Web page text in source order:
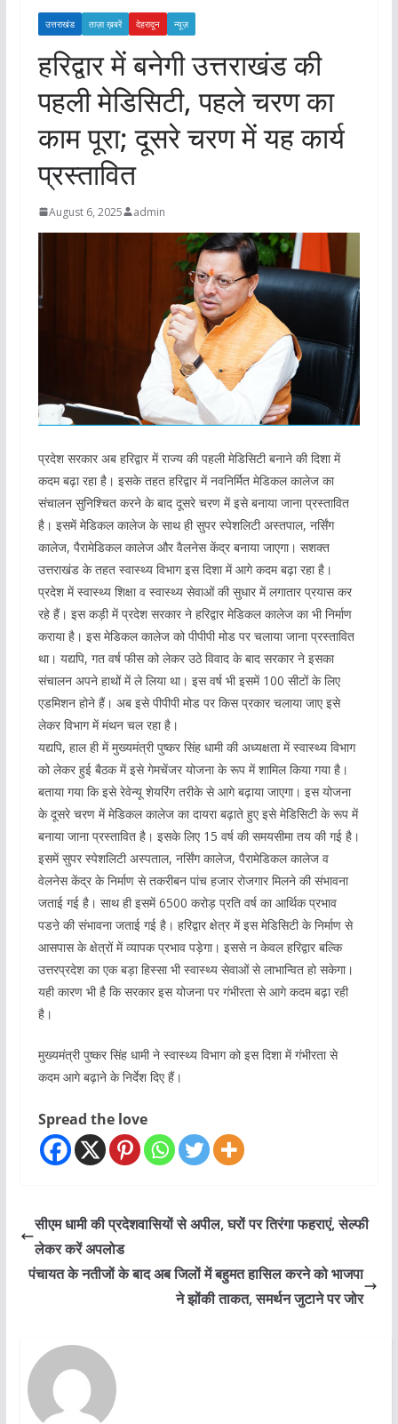
उत्तराखंड ताज़ा ख़बरें देहरादून न्यूज़
हरिद्वार में बनेगी उत्तराखंड की
पहली मेडिसिटी, पहले चरण का
काम पूरा; दूसरे चरण में यह कार्य
प्रस्तावित
August 6, 2025 admin
प्रदेश सरकार अब हरिद्वार में राज्य की पहली मेडिसिटी बनाने की दिशा में
कदम बढ़ा रहा है। इसके तहत हरिद्वार में नवनिर्मित मेडिकल कालेज का
संचालन सुनिश्चित करने के बाद दूसरे चरण में इसे बनाया जाना प्रस्तावित
है। इसमें मेडिकल कालेज के साथ ही सुपर स्पेशलिटी अस्तपाल, नर्सिंग
कालेज, पैरामेडिकल कालेज और वैलनेस केंद्र बनाया जाएगा। सशक्त
उत्तराखंड के तहत स्वास्थ्य विभाग इस दिशा में आगे कदम बढ़ा रहा है।
प्रदेश में स्वास्थ्य शिक्षा व स्वास्थ्य सेवाओं की सुधार में लगातार प्रयास कर
रहे हैं। इस कड़ी में प्रदेश सरकार ने हरिद्वार मेडिकल कालेज का भी निर्माण
कराया है। इस मेडिकल कालेज को पीपीपी मोड पर चलाया जाना प्रस्तावित
था। यद्यपि, गत वर्ष फीस को लेकर उठे विवाद के बाद सरकार ने इसका
संचालन अपने हाथों में ले लिया था। इस वर्ष भी इसमें 100 सीटों के लिए
एडमिशन होने हैं। अब इसे पीपीपी मोड पर किस प्रकार चलाया जाए इसे
लेकर विभाग में मंथन चल रहा है।
यद्यपि, हाल ही में मुख्यमंत्री पुष्कर सिंह धामी की अध्यक्षता में स्वास्थ्य विभाग
को लेकर हुई बैठक में इसे गेमचेंजर योजना के रूप में शामिल किया गया है।
बताया गया कि इसे रेवेन्यू शेयरिंग तरीके से आगे बढ़ाया जाएगा। इस योजना
के दूसरे चरण में मेडिकल कालेज का दायरा बढ़ाते हुए इसे मेडिसिटी के रूप में
बनाया जाना प्रस्तावित है। इसके लिए 15 वर्ष की समयसीमा तय की गई है।
इसमें सुपर स्पेशलिटी अस्पताल, नर्सिंग कालेज, पैरामेडिकल कालेज व
वेलनेस केंद्र के निर्माण से तकरीबन पांच हजार रोजगार मिलने की संभावना
जताई गई है। साथ ही इसमें 6500 करोड़ प्रति वर्ष का आर्थिक प्रभाव
पडऩे की संभावना जताई गई है। हरिद्वार क्षेत्र में इस मेडिसिटी के निर्माण से
आसपास के क्षेत्रों में व्यापक प्रभाव पड़ेगा। इससे न केवल हरिद्वार बल्कि
उत्तरप्रदेश का एक बड़ा हिस्सा भी स्वास्थ्य सेवाओं से लाभान्वित हो सकेगा।
यही कारण भी है कि सरकार इस योजना पर गंभीरता से आगे कदम बढ़ा रही
है।
मुख्यमंत्री पुष्कर सिंह धामी ने स्वास्थ्य विभाग को इस दिशा में गंभीरता से
कदम आगे बढ़ाने के निर्देश दिए हैं।
Spread the love
सीएम धामी की प्रदेशवासियों से अपील, घरों पर तिरंगा फहराएं, सेल्फी
लेकर करें अपलोड
पंचायत के नतीजों के बाद अब जिलों में बहुमत हासिल करने को भाजपा
ने झोंकी ताकत, समर्थन जुटाने पर जोर